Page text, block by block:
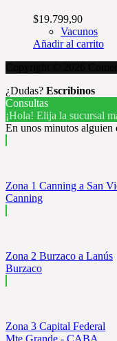
$19.799,90
Vacunos
Añadir al carrito
¿Dudas? Escribinos
Consultas
¡Hola! Elija la sucursal
En unos minutos alguien
Zona 1 Canning a San
Canning
Zona 2 Burzaco a Lanús
Burzaco
Zona 3 Capital Federal